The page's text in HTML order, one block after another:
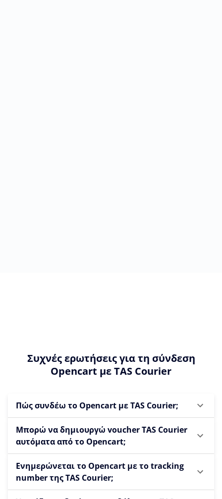
Συχνές ερωτήσεις για τη σύνδεση
Opencart με TAS Courier
Πώς συνδέω το Opencart με TAS Courier;
Μπορώ να δημιουργώ voucher TAS Courier
αυτόματα από το Opencart;
Ενημερώνεται το Opencart με το tracking
number της TAS Courier;